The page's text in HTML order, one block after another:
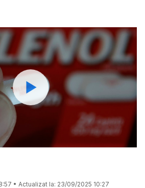
Watch
• Actualizat la: 23/09/2025 10:27